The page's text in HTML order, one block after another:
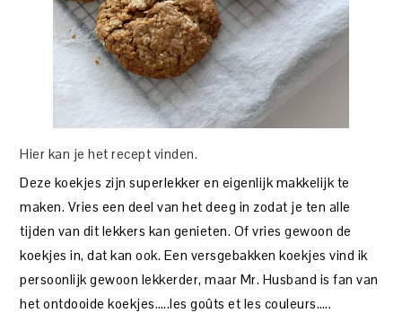
Hier kan je het recept vinden.
Deze koekjes zijn superlekker en eigenlijk makkelijk te
maken. Vries een deel van het deeg in zodat je ten alle
tijden van dit lekkers kan genieten. Of vries gewoon de
koekjes in, dat kan ook. Een versgebakken koekjes vind ik
persoonlijk gewoon lekkerder, maar Mr. Husband is fan van
het ontdooide koekjes…..les goûts et les couleurs…..